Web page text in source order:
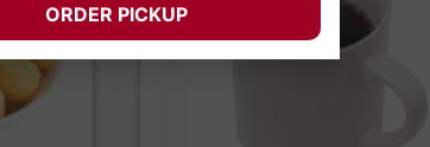
ORDER PICKUP